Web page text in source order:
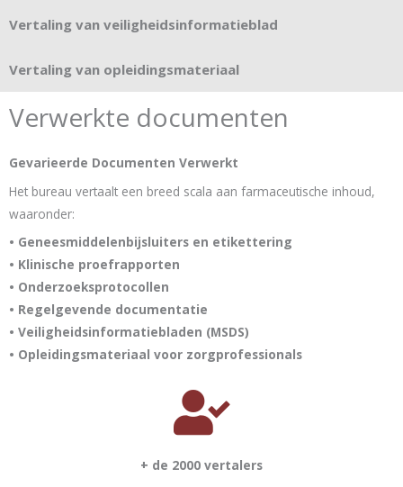
Vertaling van veiligheidsinformatieblad
Vertaling van opleidingsmateriaal
Verwerkte documenten
Gevarieerde Documenten Verwerkt
Het bureau vertaalt een breed scala aan farmaceutische inhoud,
waaronder:
• Geneesmiddelenbijsluiters en etikettering
• Klinische proefrapporten
• Onderzoeksprotocollen
• Regelgevende documentatie
• Veiligheidsinformatiebladen (MSDS)
• Opleidingsmateriaal voor zorgprofessionals
+ de 2000 vertalers